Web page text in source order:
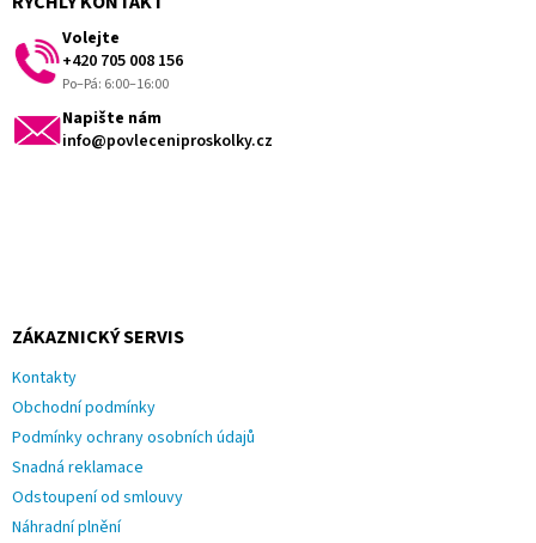
Volejte
+420 705 008 156
Po–Pá: 6:00–16:00
Napište nám
info@povleceniproskolky.cz
ZÁKAZNICKÝ SERVIS
Kontakty
Obchodní podmínky
Podmínky ochrany osobních údajů
Snadná reklamace
Odstoupení od smlouvy
Náhradní plnění